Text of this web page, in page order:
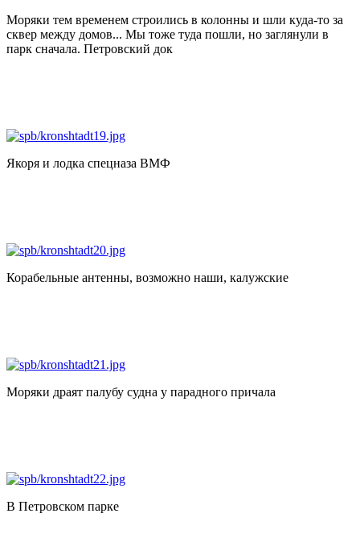
Моряки тем временем строились в колонны и шли куда-то за
сквер между домов... Мы тоже туда пошли, но заглянули в
парк сначала. Петровский док
Якоря и лодка спецназа ВМФ
Корабельные антенны, возможно наши, калужские
Моряки драят палубу судна у парадного причала
В Петровском парке